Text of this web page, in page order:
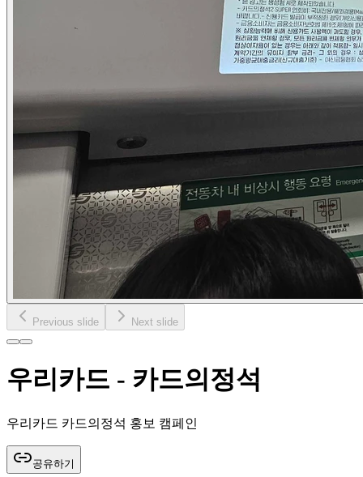
Previous slide Next slide
우리카드 - 카드의정석
우리카드 카드의정석 홍보 캠페인
공유하기